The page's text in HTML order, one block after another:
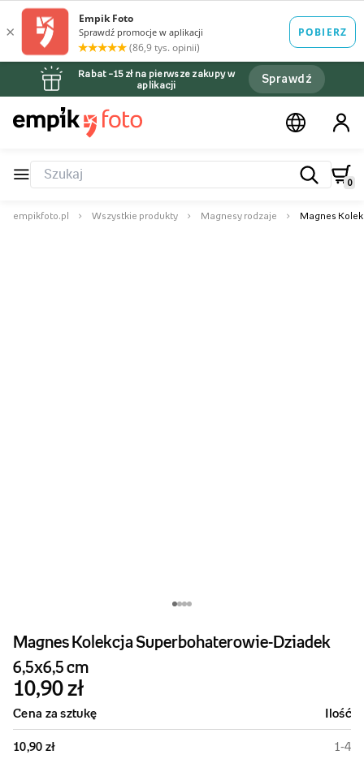
Rabat –15 zł na pierwsze zakupy w
aplikacji
Sprawdź
0
empikfoto.pl Wszystkie produkty Magnesy rodzaje Magnes